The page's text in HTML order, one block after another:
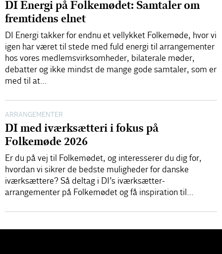
DI Energi på Folkemødet: Samtaler om
fremtidens elnet
DI Energi takker for endnu et vellykket Folkemøde, hvor vi
igen har været til stede med fuld energi til arrangementer
hos vores medlemsvirksomheder, bilaterale møder,
debatter og ikke mindst de mange gode samtaler, som er
med til at…
ARRANGEMENTER
DI med iværksætteri i fokus på
Folkemøde 2026
Er du på vej til Folkemødet, og interesserer du dig for,
hvordan vi sikrer de bedste muligheder for danske
iværksættere? Så deltag i DI’s iværksætter-
arrangementer på Folkemødet og få inspiration til…